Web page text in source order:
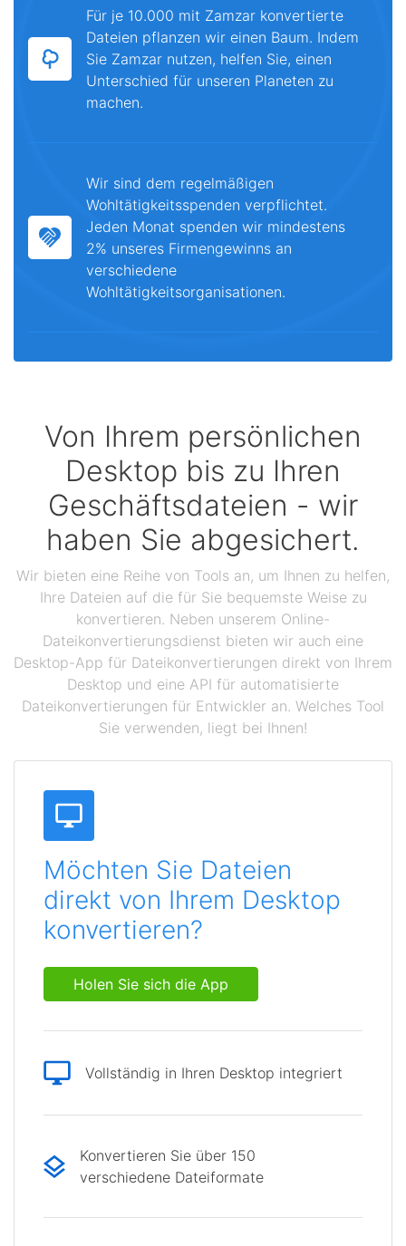
Für je 10.000 mit Zamzar konvertierte
Dateien pflanzen wir einen Baum. Indem
Sie Zamzar nutzen, helfen Sie, einen
Unterschied für unseren Planeten zu
machen.
Wir sind dem regelmäßigen
Wohltätigkeitsspenden verpflichtet.
Jeden Monat spenden wir mindestens
2% unseres Firmengewinns an
verschiedene
Wohltätigkeitsorganisationen.
Von Ihrem persönlichen
Desktop bis zu Ihren
Geschäftsdateien - wir
haben Sie abgesichert.
Wir bieten eine Reihe von Tools an, um Ihnen zu helfen,
Ihre Dateien auf die für Sie bequemste Weise zu
konvertieren. Neben unserem Online-
Dateikonvertierungsdienst bieten wir auch eine
Desktop-App für Dateikonvertierungen direkt von Ihrem
Desktop und eine API für automatisierte
Dateikonvertierungen für Entwickler an. Welches Tool
Sie verwenden, liegt bei Ihnen!
Möchten Sie Dateien
direkt von Ihrem Desktop
konvertieren?
Holen Sie sich die App
Vollständig in Ihren Desktop integriert
Konvertieren Sie über 150
verschiedene Dateiformate